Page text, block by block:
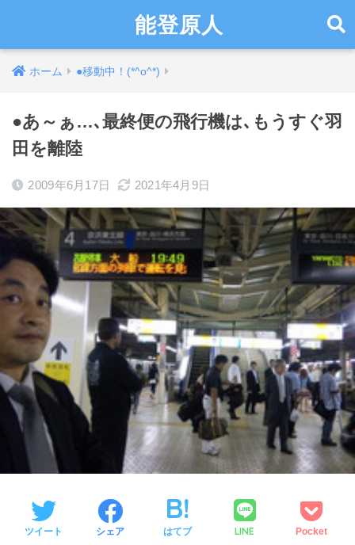
能登原人
ホーム ●移動中！(*^o^*)
●あ～ぁ…､最終便の飛行機は､もうすぐ羽
田を離陸
2009年6月17日 2021年4月9日
ツイート シェア はてブ LINE Pocket